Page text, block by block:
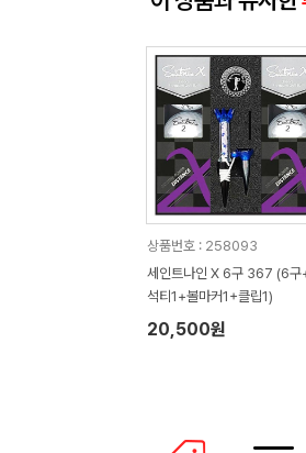
상품번호 : 258093
세인트나인 X 6구 367 (6구
석티1+볼마커1+클립1)
20,500원